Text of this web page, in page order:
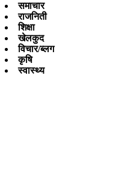
समाचार
राजनिती
शिक्षा
खेलकुद
विचार/ब्लग
कृषि
स्वास्थ्य